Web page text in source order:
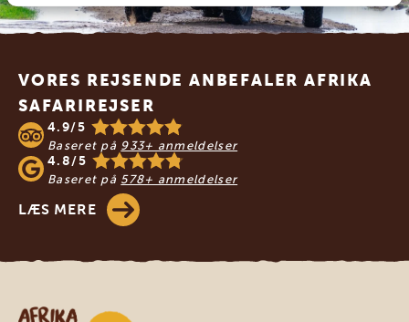
Footer
VORES REJSENDE ANBEFALER AFRIKA
SAFARIREJSER
4.9/5
Baseret på 933+ anmeldelser
4.8/5
Baseret på 578+ anmeldelser
LÆS MERE
Safari-rejser i Afrika